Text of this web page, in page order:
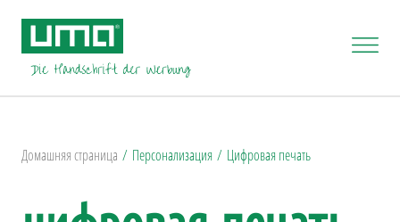
Домашняя страница Персонализация Цифровая печать